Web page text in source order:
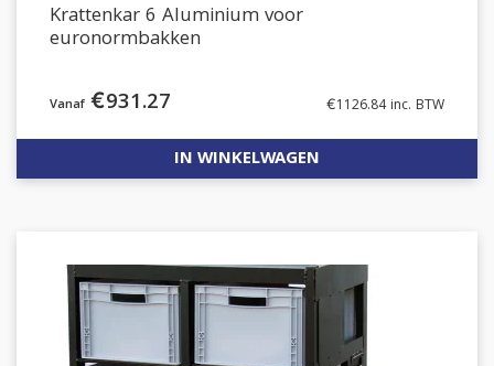
Krattenkar 6 Aluminium voor
euronormbakken
€931.27 €1126.84inc. BTW
IN WINKELWAGEN